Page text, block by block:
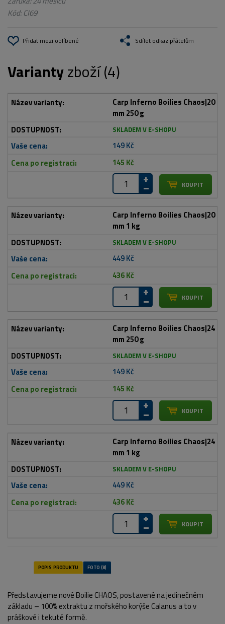
Kód:CI69
Přidat mezi oblíbené Sdílet odkaz přátelům
Variantyzboží (4)
Carp Inferno Boilies Chaos|20
mm 250 g
SKLADEM V E-SHOPU
149 Kč
145 Kč
Carp Inferno Boilies Chaos|20
mm 1 kg
SKLADEM V E-SHOPU
449 Kč
436 Kč
Carp Inferno Boilies Chaos|24
mm 250 g
SKLADEM V E-SHOPU
149 Kč
145 Kč
Carp Inferno Boilies Chaos|24
mm 1 kg
SKLADEM V E-SHOPU
449 Kč
436 Kč
Představujeme nové Boilie CHAOS, postavené na jedinečném
základu – 100% extraktu z mořského korýše Calanus a to v
práškové i tekuté formě.